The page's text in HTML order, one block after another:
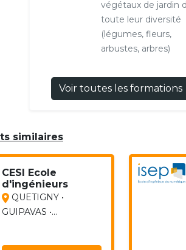
végétaux de jardin
toute leur diversité
(légumes, fleurs,
arbustes, arbres)
Voir toutes les formations
similaires
CESI Ecole
d'ingénieurs
QUETIGNY •
GUIPAVAS •...